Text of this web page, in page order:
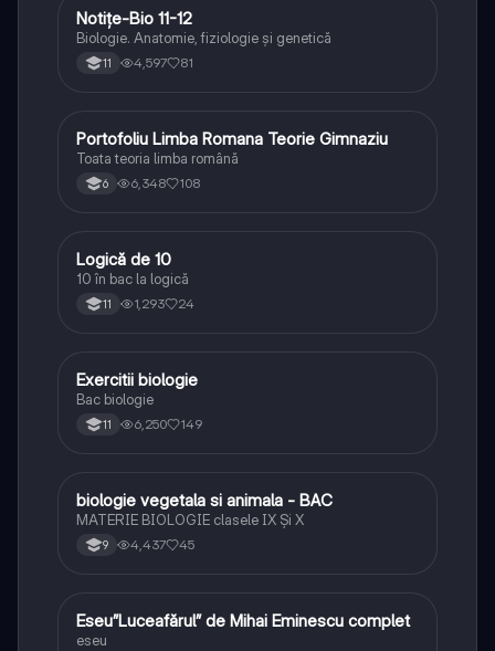
Biologie
Notițe-Bio 11-12
Biologie. Anatomie, fiziologie și genetică
11 4,597 81
Limba și literatura română
Portofoliu Limba Romana Teorie Gimnaziu
Toata teoria limba română
6 6,348 108
Logică
Logică de 10
10 în bac la logică
11 1,293 24
Biologie
Exercitii biologie
Bac biologie
11 6,250 149
Biologie
biologie vegetala si animala - BAC
MATERIE BIOLOGIE clasele IX Şi X
9 4,437 45
Limba și literatura română
Eseu”Luceafărul” de Mihai Eminescu complet
eseu